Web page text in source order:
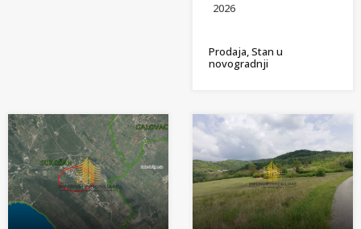
2026
Prodaja, Stan u
novogradnji